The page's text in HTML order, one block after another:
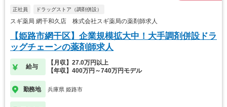
正社員 ドラッグストア（調剤併設）
スギ薬局 網干和久店 株式会社スギ薬局の薬剤師求人
【姫路市網干区】企業規模拡大中！大手調剤併設ドラ
ッグチェーンの薬剤師求人
給与
【月収】27.0万円以上
【年収】400万円～740万円モデル
勤務地 兵庫県 姫路市